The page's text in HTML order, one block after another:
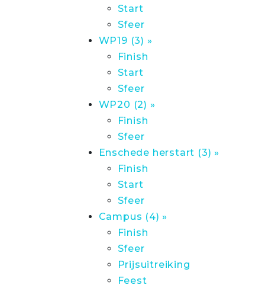
Start
Sfeer
WP19 (3) »
Finish
Start
Sfeer
WP20 (2) »
Finish
Sfeer
Enschede herstart (3) »
Finish
Start
Sfeer
Campus (4) »
Finish
Sfeer
Prijsuitreiking
Feest